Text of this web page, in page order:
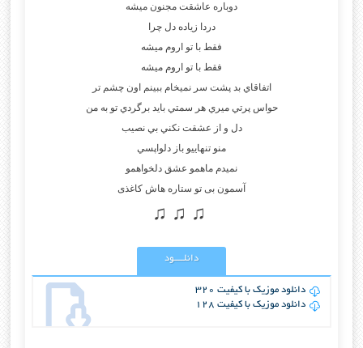
دوباره عاشقت مجنون ميشه
دردا زياده دل چرا
فقط با تو اروم ميشه
فقط با تو اروم ميشه
اتفاقاي بد پشت سر نميخام ببينم اون چشم تر
حواس پرتي ميري هر سمتي بايد برگردي تو به من
دل و از عشقت نكني بي نصيب
منو تنهاييو باز دلواپسي
نميدم ماهمو عشق دلخواهمو
آسمون بی تو ستاره هاش كاغذی
♫ ♫ ♫
دانلــــود
دانلود موزیک با کیفیت 320
دانلود موزیک با کیفیت 128